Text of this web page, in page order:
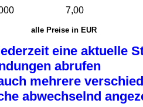
7,00
alle Preise in EUR
eine aktuelle
abrufen
mehrere
abwechselnd